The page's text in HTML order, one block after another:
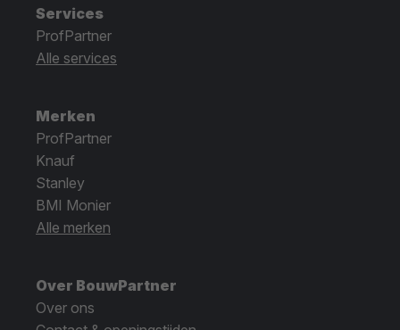
Services
ProfPartner
Alle services
Merken
ProfPartner
Knauf
Stanley
BMI Monier
Alle merken
Over BouwPartner
Over ons